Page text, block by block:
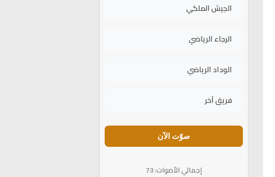
الجيش الملكي
الرجاء الرياضي
الوداد الرياضي
فريق آخر
صوّت الآن
إجمالي الأصوات: 73